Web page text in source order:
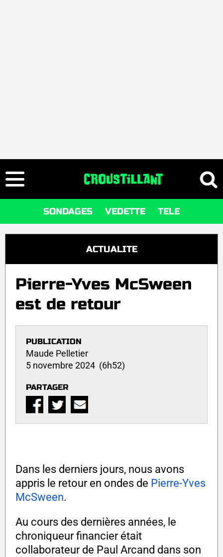
SONDAGES VEDETTE TELE
ACTUALITE
Pierre-Yves McSween
est de retour
PUBLICATION
Maude Pelletier
5 novembre 2024 (6h52)
PARTAGER
Dans les derniers jours, nous avons
appris le retour en ondes de Pierre-Yves
McSween.
Au cours des dernières années, le
chroniqueur financier était
collaborateur de Paul Arcand dans son